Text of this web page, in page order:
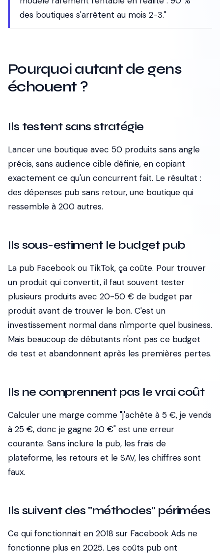
des boutiques s'arrêtent au mois 2-3."
Pourquoi autant de gens
échouent ?
Ils testent sans stratégie
Lancer une boutique avec 50 produits sans angle
précis, sans audience cible définie, en copiant
exactement ce qu'un concurrent fait. Le résultat :
des dépenses pub sans retour, une boutique qui
ressemble à 200 autres.
Ils sous-estiment le budget pub
La pub Facebook ou TikTok, ça coûte. Pour trouver
un produit qui convertit, il faut souvent tester
plusieurs produits avec 20-50 € de budget par
produit avant de trouver le bon. C'est un
investissement normal dans n'importe quel business.
Mais beaucoup de débutants n'ont pas ce budget
de test et abandonnent après les premières pertes.
Ils ne comprennent pas le vrai coût
Calculer une marge comme "j'achète à 5 €, je vends
à 25 €, donc je gagne 20 €" est une erreur
courante. Sans inclure la pub, les frais de
plateforme, les retours et le SAV, les chiffres sont
faux.
Ils suivent des "méthodes" périmées
Ce qui fonctionnait en 2018 sur Facebook Ads ne
fonctionne plus en 2025. Les coûts pub ont